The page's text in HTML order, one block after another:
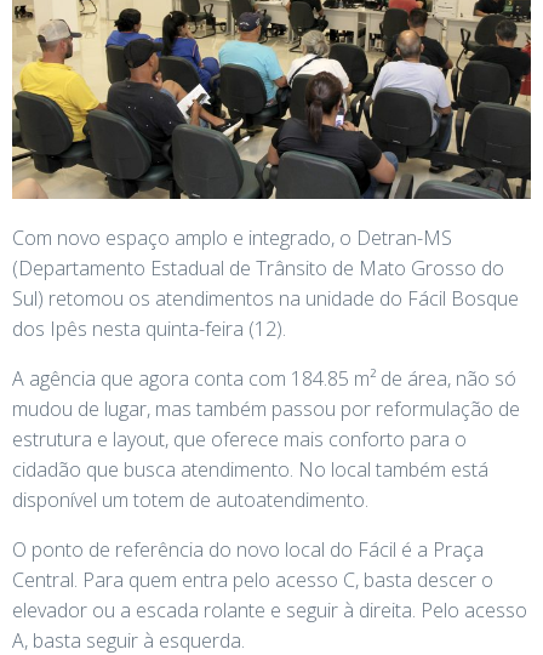
Com novo espaço amplo e integrado, o Detran-MS
(Departamento Estadual de Trânsito de Mato Grosso do
Sul) retomou os atendimentos na unidade do Fácil Bosque
dos Ipês nesta quinta-feira (12).
A agência que agora conta com 184.85 m² de área, não só
mudou de lugar, mas também passou por reformulação de
estrutura e layout, que oferece mais conforto para o
cidadão que busca atendimento. No local também está
disponível um totem de autoatendimento.
O ponto de referência do novo local do Fácil é a Praça
Central. Para quem entra pelo acesso C, basta descer o
elevador ou a escada rolante e seguir à direita. Pelo acesso
A, basta seguir à esquerda.